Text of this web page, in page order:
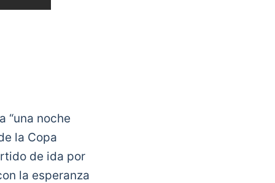
“una noche
la Copa
de ida por
la esperanza